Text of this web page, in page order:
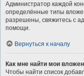
Администратор каждой
определённые типы
разрешены, свяжитесь с
помощи.
Вернуться к началу
Как мне найти мои
Чтобы найти список